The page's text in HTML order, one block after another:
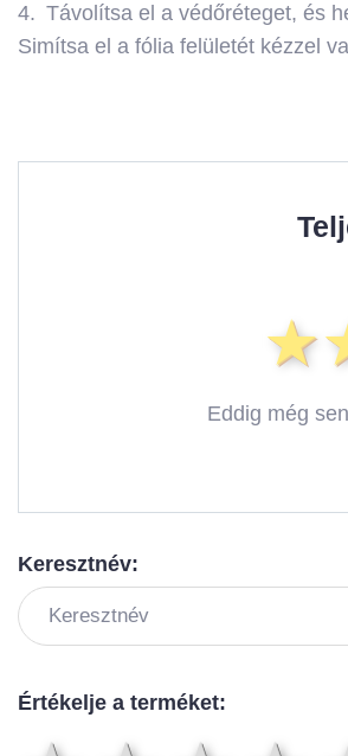
Távolítsa el a védőréteget, és
Simítsa el a fólia felületét kézzel
Eddig még
Keresztnév:
Értékelje a terméket: